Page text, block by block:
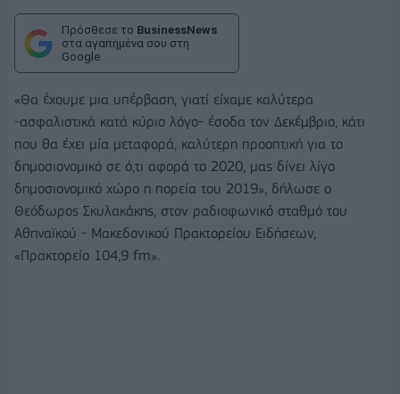
Πρόσθεσε το BusinessNews
στα αγαπημένα σου στη
Google
«Θα έχουμε μια υπέρβαση, γιατί είχαμε καλύτερα
-ασφαλιστικά κατά κύριο λόγο- έσοδα τον Δεκέμβριο, κάτι
που θα έχει μία μεταφορά, καλύτερη προοπτική για το
δημοσιονομικό σε ό,τι αφορά το 2020, μας δίνει λίγο
δημοσιονομικό χώρο η πορεία του 2019», δήλωσε ο
Θεόδωρος Σκυλακάκης, στον ραδιοφωνικό σταθμό του
Αθηναϊκού - Μακεδονικού Πρακτορείου Ειδήσεων,
«Πρακτορείο 104,9 fm».